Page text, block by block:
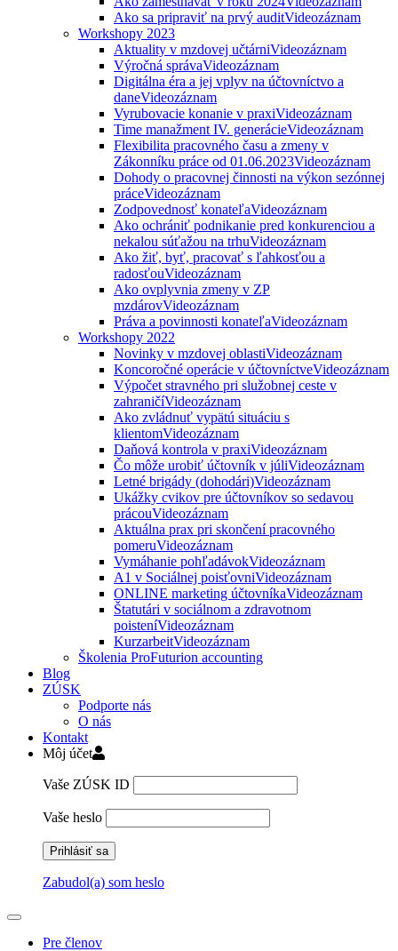
Ako sa pripraviť na prvý auditVideozáznam
Workshopy 2023
Aktuality v mzdovej učtárniVideozáznam
Výročná správaVideozáznam
Digitálna éra a jej vplyv na účtovníctvo a
daneVideozáznam
Vyrubovacie konanie v praxiVideozáznam
Time manažment IV. generácieVideozáznam
Flexibilita pracovného času a zmeny v
Zákonníku práce od 01.06.2023Videozáznam
Dohody o pracovnej činnosti na výkon sezónnej
práceVideozáznam
Zodpovednosť konateľaVideozáznam
Ako ochrániť podnikanie pred konkurenciou a
nekalou súťažou na trhuVideozáznam
Ako žiť, byť, pracovať s ľahkosťou a
radosťouVideozáznam
Ako ovplyvnia zmeny v ZP
mzdárovVideozáznam
Práva a povinnosti konateľaVideozáznam
Workshopy 2022
Novinky v mzdovej oblastiVideozáznam
Koncoročné operácie v účtovníctveVideozáznam
Výpočet stravného pri služobnej ceste v
zahraničíVideozáznam
Ako zvládnuť vypätú situáciu s
klientomVideozáznam
Daňová kontrola v praxiVideozáznam
Čo môže urobiť účtovník v júliVideozáznam
Letné brigády (dohodári)Videozáznam
Ukážky cvikov pre účtovníkov so sedavou
prácouVideozáznam
Aktuálna prax pri skončení pracovného
pomeruVideozáznam
Vymáhanie pohľadávokVideozáznam
A1 v Sociálnej poisťovniVideozáznam
ONLINE marketing účtovníkaVideozáznam
Štatutári v sociálnom a zdravotnom
poisteníVideozáznam
KurzarbeitVideozáznam
Školenia ProFuturion accounting
Blog
ZÚSK
Podporte nás
O nás
Kontakt
Môj účet
Vaše ZÚSK ID
Vaše heslo
Zabudol(a) som heslo
Pre členov